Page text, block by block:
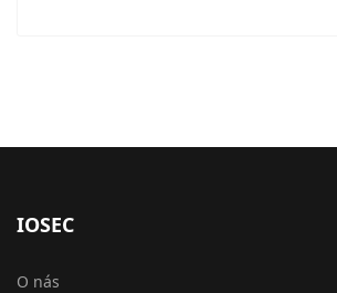
IOSEC
O nás